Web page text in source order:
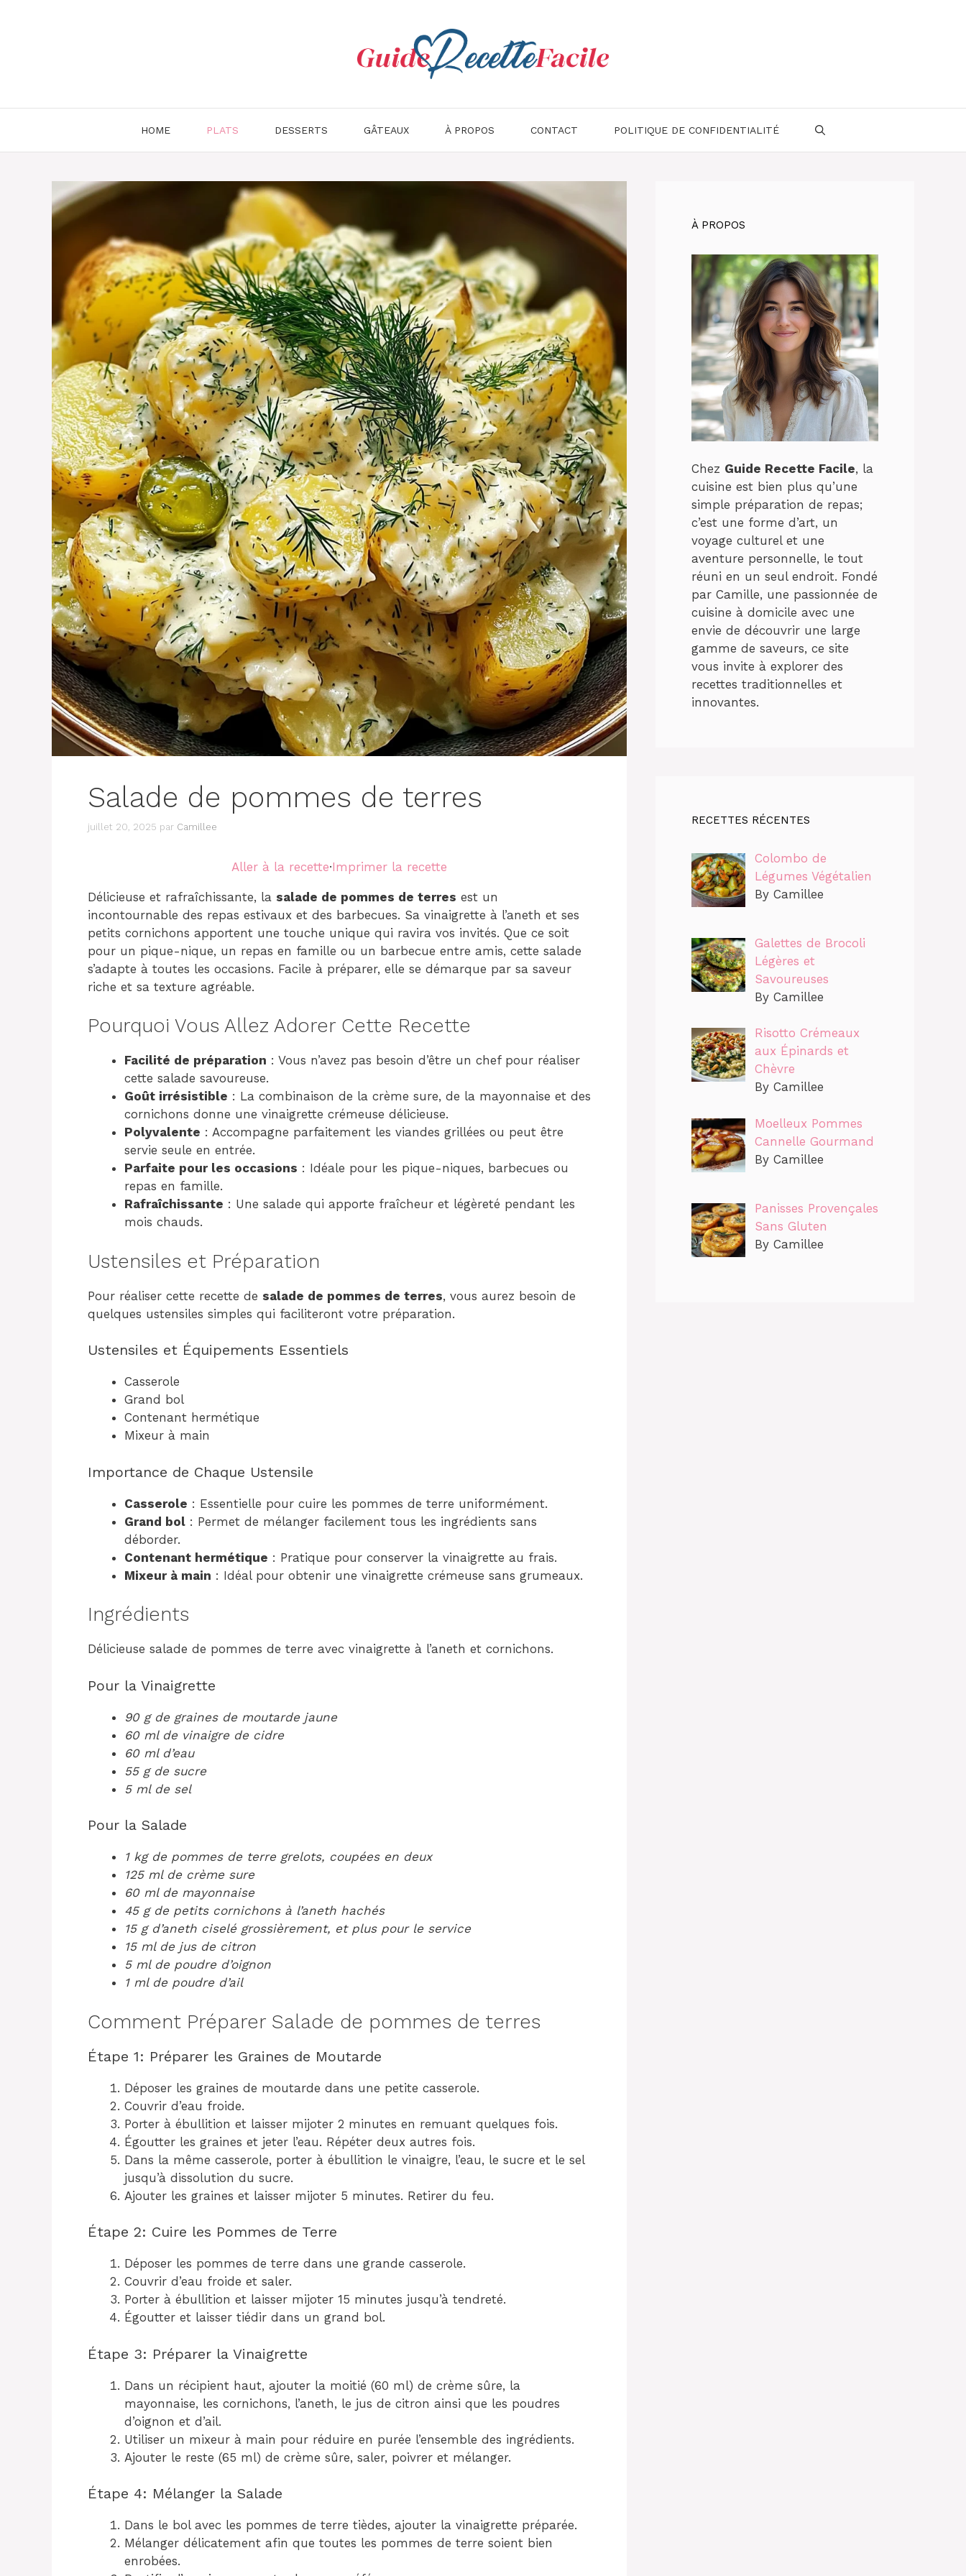
HOME PLATS DESSERTS GÂTEAUX À PROPOS CONTACT POLITIQUE DE CONFIDENTIALITÉ
Salade de pommes de terres
juillet 20, 2025 par Camillee
Aller à la recette·Imprimer la recette
Délicieuse et rafraîchissante, la salade de pommes de terres est un
incontournable des repas estivaux et des barbecues. Sa vinaigrette à l’aneth et ses
petits cornichons apportent une touche unique qui ravira vos invités. Que ce soit
pour un pique-nique, un repas en famille ou un barbecue entre amis, cette salade
s’adapte à toutes les occasions. Facile à préparer, elle se démarque par sa saveur
riche et sa texture agréable.
Pourquoi Vous Allez Adorer Cette Recette
Facilité de préparation : Vous n’avez pas besoin d’être un chef pour réaliser
cette salade savoureuse.
Goût irrésistible : La combinaison de la crème sure, de la mayonnaise et des
cornichons donne une vinaigrette crémeuse délicieuse.
Polyvalente : Accompagne parfaitement les viandes grillées ou peut être
servie seule en entrée.
Parfaite pour les occasions : Idéale pour les pique-niques, barbecues ou
repas en famille.
Rafraîchissante : Une salade qui apporte fraîcheur et légèreté pendant les
mois chauds.
Ustensiles et Préparation
Pour réaliser cette recette de salade de pommes de terres, vous aurez besoin de
quelques ustensiles simples qui faciliteront votre préparation.
Ustensiles et Équipements Essentiels
Casserole
Grand bol
Contenant hermétique
Mixeur à main
Importance de Chaque Ustensile
Casserole : Essentielle pour cuire les pommes de terre uniformément.
Grand bol : Permet de mélanger facilement tous les ingrédients sans
déborder.
Contenant hermétique : Pratique pour conserver la vinaigrette au frais.
Mixeur à main : Idéal pour obtenir une vinaigrette crémeuse sans grumeaux.
Ingrédients
Délicieuse salade de pommes de terre avec vinaigrette à l’aneth et cornichons.
Pour la Vinaigrette
90 g de graines de moutarde jaune
60 ml de vinaigre de cidre
60 ml d’eau
55 g de sucre
5 ml de sel
Pour la Salade
1 kg de pommes de terre grelots, coupées en deux
125 ml de crème sure
60 ml de mayonnaise
45 g de petits cornichons à l’aneth hachés
15 g d’aneth ciselé grossièrement, et plus pour le service
15 ml de jus de citron
5 ml de poudre d’oignon
1 ml de poudre d’ail
Comment Préparer Salade de pommes de terres
Étape 1: Préparer les Graines de Moutarde
Déposer les graines de moutarde dans une petite casserole.
Couvrir d’eau froide.
Porter à ébullition et laisser mijoter 2 minutes en remuant quelques fois.
Égoutter les graines et jeter l’eau. Répéter deux autres fois.
Dans la même casserole, porter à ébullition le vinaigre, l’eau, le sucre et le sel
jusqu’à dissolution du sucre.
Ajouter les graines et laisser mijoter 5 minutes. Retirer du feu.
Étape 2: Cuire les Pommes de Terre
Déposer les pommes de terre dans une grande casserole.
Couvrir d’eau froide et saler.
Porter à ébullition et laisser mijoter 15 minutes jusqu’à tendreté.
Égoutter et laisser tiédir dans un grand bol.
Étape 3: Préparer la Vinaigrette
Dans un récipient haut, ajouter la moitié (60 ml) de crème sûre, la
mayonnaise, les cornichons, l’aneth, le jus de citron ainsi que les poudres
d’oignon et d’ail.
Utiliser un mixeur à main pour réduire en purée l’ensemble des ingrédients.
Ajouter le reste (65 ml) de crème sûre, saler, poivrer et mélanger.
Étape 4: Mélanger la Salade
Dans le bol avec les pommes de terre tièdes, ajouter la vinaigrette préparée.
Mélanger délicatement afin que toutes les pommes de terre soient bien
enrobées.
À PROPOS
Chez Guide Recette Facile, la
cuisine est bien plus qu’une
simple préparation de repas;
c’est une forme d’art, un
voyage culturel et une
aventure personnelle, le tout
réuni en un seul endroit. Fondé
par Camille, une passionnée de
cuisine à domicile avec une
envie de découvrir une large
gamme de saveurs, ce site
vous invite à explorer des
recettes traditionnelles et
innovantes.
RECETTES RÉCENTES
Colombo de
Légumes Végétalien
By Camillee
Galettes de Brocoli
Légères et
Savoureuses
By Camillee
Risotto Crémeaux
aux Épinards et
Chèvre
By Camillee
Moelleux Pommes
Cannelle Gourmand
By Camillee
Panisses Provençales
Sans Gluten
By Camillee